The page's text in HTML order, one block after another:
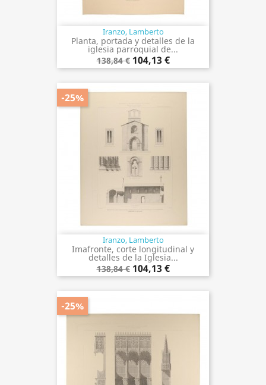
Iranzo, Lamberto
Planta, portada y detalles de la
iglesia parroquial de...
138,84 € 104,13 €
Iranzo, Lamberto
Imafronte, corte longitudinal y
detalles de la Iglesia...
138,84 € 104,13 €
-25%
-25%